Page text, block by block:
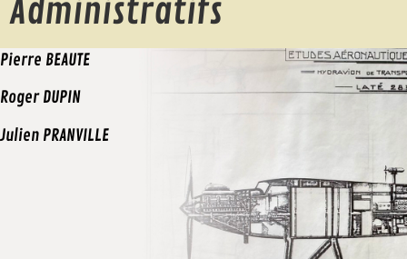
Administratifs
Pierre BEAUTE
Roger DUPIN
Julien PRANVILLE